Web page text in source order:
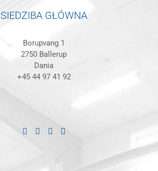
SIEDZIBA GŁÓWNA
Borupvang 1
2750 Ballerup
Dania
+45 44 97 41 92